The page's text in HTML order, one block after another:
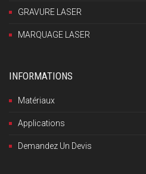
GRAVURE LASER
MARQUAGE LASER
INFORMATIONS
Matériaux
Applications
Demandez Un Devis